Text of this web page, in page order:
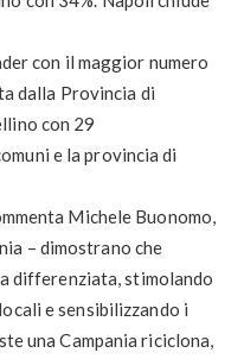
con il maggior numero
dalla Provincia di
con 29
e la provincia di
Michele Buonomo,
– dimostrano che
differenziata, stimolando
e sensibilizzando i
una Campania riciclona,